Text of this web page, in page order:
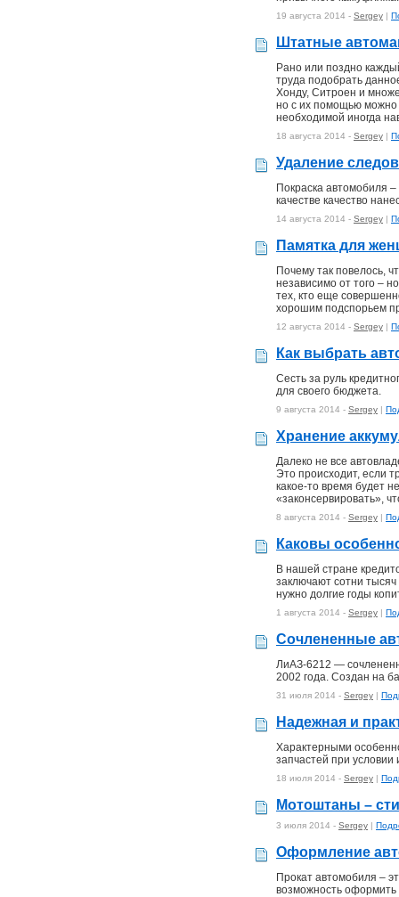
19 августа 2014 - Sergey |
Штатные
Рано или поздно
труда подобрать
Хонду, Ситроен и
но с их помощью можно
необходимой иногда
18 августа 2014 - Sergey |
Удаление
Покраска автомобиля
качестве качество
14 августа 2014 - Sergey |
Памятка для
Почему так повелось,
независимо от того –
тех, кто еще
хорошим подспорьем
12 августа 2014 - Sergey |
Как выбрать
Сесть за руль
для своего бюджета.
9 августа 2014 - Sergey |
Хранение
Далеко не все
Это происходит, если
какое-то время будет
«законсервировать»,
8 августа 2014 - Sergey |
Каковы
В нашей стране
заключают сотни
нужно долгие годы
1 августа 2014 - Sergey |
Сочлененные
ЛиАЗ-6212 —
2002 года. Создан на
31 июля 2014 - Sergey |
Надежная и
Характерными
запчастей при
18 июля 2014 - Sergey |
Мотоштаны –
3 июля 2014 - Sergey |
Оформление
Прокат автомобиля –
возможность оформить